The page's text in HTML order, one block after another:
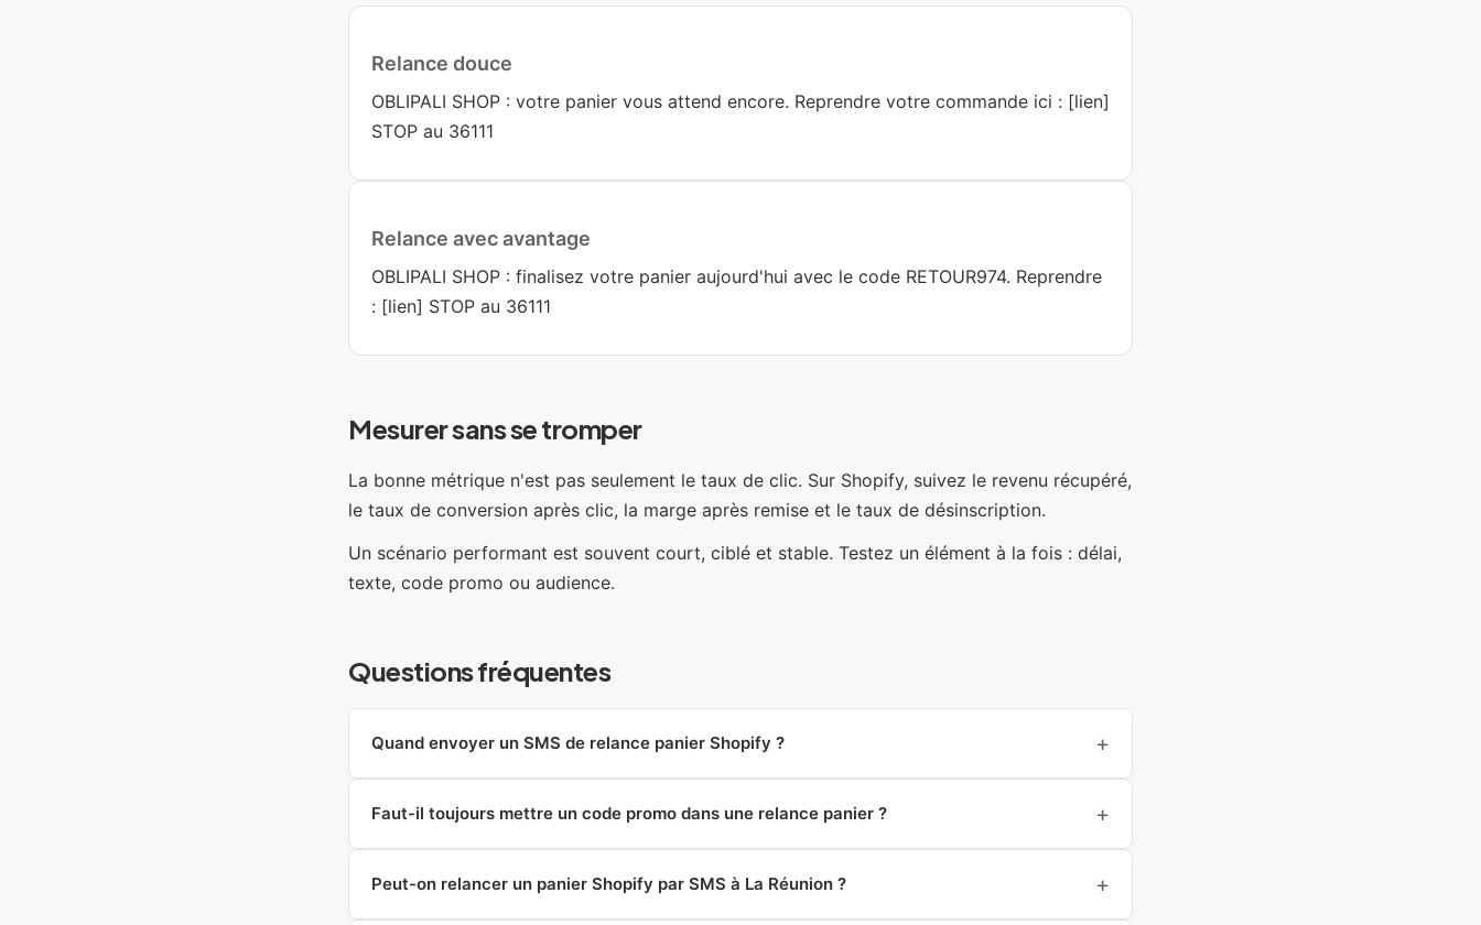
Relance douce
OBLIPALI SHOP : votre panier vous attend encore. Reprendre votre commande ici : [lien]
STOP au 36111
Relance avec avantage
OBLIPALI SHOP : finalisez votre panier aujourd'hui avec le code RETOUR974. Reprendre
: [lien] STOP au 36111
Mesurer sans se tromper
La bonne métrique n'est pas seulement le taux de clic. Sur Shopify, suivez le revenu récupéré,
le taux de conversion après clic, la marge après remise et le taux de désinscription.
Un scénario performant est souvent court, ciblé et stable. Testez un élément à la fois : délai,
texte, code promo ou audience.
Questions fréquentes
Quand envoyer un SMS de relance panier Shopify ?
Faut-il toujours mettre un code promo dans une relance panier ?
Peut-on relancer un panier Shopify par SMS à La Réunion ?